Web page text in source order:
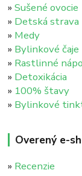
»Sušené ovocie
» Detská strava
» Medy
» Bylinkové čaje
» Rastlinné
» Detoxikácia
» 100% štavy
» Bylinkové
Overený e-
» Recenzie